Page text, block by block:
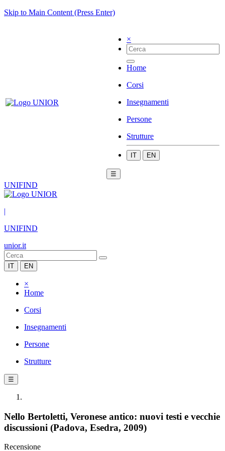
Skip to Main Content (Press Enter)
×
Home
Corsi
Insegnamenti
Persone
Strutture
IT EN
☰
UNIFIND
|
UNIFIND
unior.it
IT EN
×
Home
Corsi
Insegnamenti
Persone
Strutture
☰
Nello Bertoletti, Veronese antico: nuovi testi e vecchie
discussioni (Padova, Esedra, 2009)
Recensione